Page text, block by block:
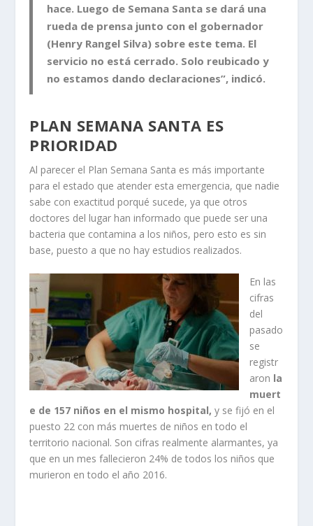
hace. Luego de Semana Santa se dará una
rueda de prensa junto con el gobernador
(Henry Rangel Silva) sobre este tema. El
servicio no está cerrado. Solo reubicado y
no estamos dando declaraciones”, indicó.
PLAN SEMANA SANTA ES
PRIORIDAD
Al parecer el Plan Semana Santa es más importante
para el estado que atender esta emergencia, que nadie
sabe con exactitud porqué sucede, ya que otros
doctores del lugar han informado que puede ser una
bacteria que contamina a los niños, pero esto es sin
base, puesto a que no hay estudios realizados.
En las
cifras
del
pasado
se
registr
aron la
muert
e de 157 niños en el mismo hospital, y se fijó en el
puesto 22 con más muertes de niños en todo el
territorio nacional. Son cifras realmente alarmantes, ya
que en un mes fallecieron 24% de todos los niños que
murieron en todo el año 2016.